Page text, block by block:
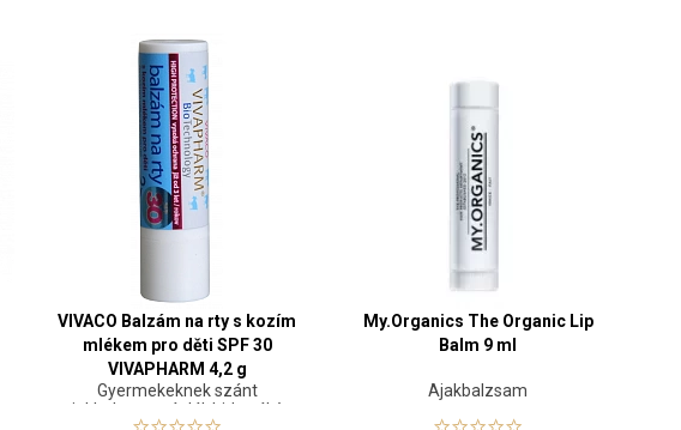
VIVACO Balzám na rty s kozím
mlékem pro děti SPF 30
VIVAPHARM 4,2 g
Gyermekeknek szánt
ajakbalzsam táplál, hidratál és
My.Organics The Organic Lip
Balm 9 ml
Ajakbalzsam